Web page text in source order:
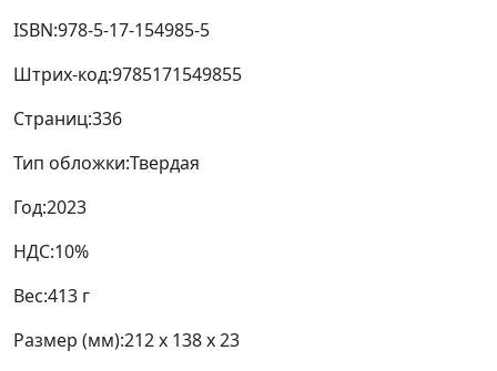
ISBN:978-5-17-154985-5
Штрих-код:9785171549855
Страниц:336
Тип обложки:Твердая
Год:2023
НДС:10%
Вес:413 г
Размер (мм):212 x 138 x 23